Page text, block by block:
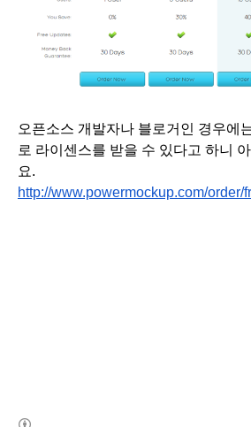
오픈소스 개발자나 블로거인 경우에
로 라이센스를 받을 수 있다고 하니
요.
http://www.powermockup.com/order/